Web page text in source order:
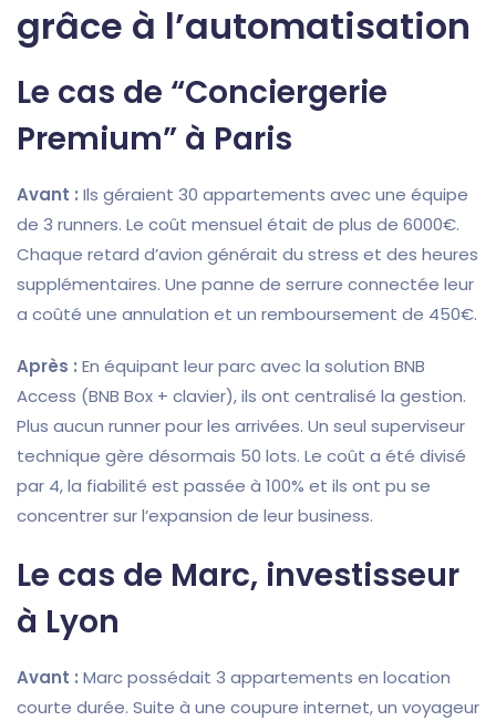
grâce à l’automatisation
Le cas de “Conciergerie
Premium” à Paris
Avant : Ils géraient 30 appartements avec une équipe
de 3 runners. Le coût mensuel était de plus de 6000€.
Chaque retard d’avion générait du stress et des heures
supplémentaires. Une panne de serrure connectée leur
a coûté une annulation et un remboursement de 450€.
Après : En équipant leur parc avec la solution BNB
Access (BNB Box + clavier), ils ont centralisé la gestion.
Plus aucun runner pour les arrivées. Un seul superviseur
technique gère désormais 50 lots. Le coût a été divisé
par 4, la fiabilité est passée à 100% et ils ont pu se
concentrer sur l’expansion de leur business.
Le cas de Marc, investisseur
à Lyon
Avant : Marc possédait 3 appartements en location
courte durée. Suite à une coupure internet, un voyageur